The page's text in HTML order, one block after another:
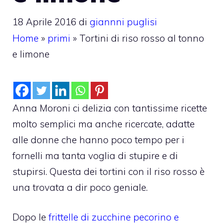
18 Aprile 2016 di giannni puglisi
Home » primi » Tortini di riso rosso al tonno
e limone
Anna Moroni ci delizia con tantissime ricette
molto semplici ma anche ricercate, adatte
alle donne che hanno poco tempo per i
fornelli ma tanta voglia di stupire e di
stupirsi. Questa dei tortini con il riso rosso è
una trovata a dir poco geniale.
Dopo le frittelle di zucchine pecorino e